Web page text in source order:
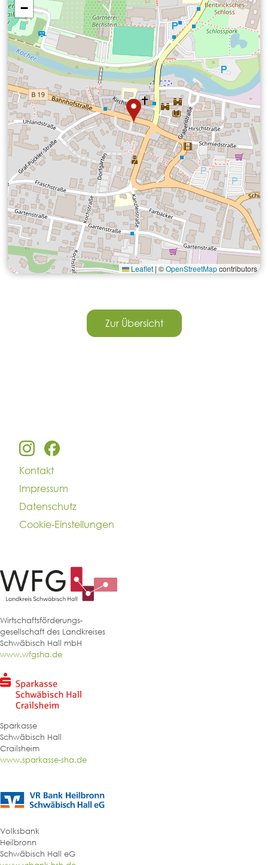
−
Leaflet | ©OpenStreetMapcontributors
Zur Übersicht
Kontakt
Impressum
Datenschutz
Cookie-Einstellungen
Wirtschaftsförderungs-
gesellschaft des Landkreises
Schwäbisch Hall mbH
www.wfgsha.de
Sparkasse
Schwäbisch Hall
Crailsheim
www.sparkasse-sha.de
Volksbank
Heilbronn
Schwäbisch Hall eG